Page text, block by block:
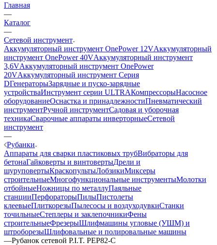
Главная
—
Каталог
—
Сетевой инструмент
Аккумуляторный инструмент OnePower 12VАккумуляторный
инструмент OnePower 40VАккумуляторный инструмент
3,6VАккумуляторный инструмент OnePower
20VАккумуляторный инструмент Серия
DГенераторыЗарядные и пуско-зарядные
устройстваИнструмент серии ULTRAКомпрессорыНасосное
оборудованиеОснастка и принадлежностиПневматический
инструментРучной инструментСадовая и уборочная
техникаСварочные аппараты инверторныеСетевой
инструмент
—
Рубанки
Аппараты для сварки пластиковых трубВибраторы для
бетонаГайковерты и винтовертыДрели и
шуруповертыКраскопультыЛобзикиМиксеры
строительныеМногофункциональные инструментыМолотки
отбойныеНожницы по металлуПаяльные
станцииПерфораторыПилыПистолеты
клеевыеПлиткорезыПылесосы и воздуходувкиСтанки
точильныеСтеплеры и заклепочникиФены
строительныеФрезерыШлифмашины угловые (УШМ) и
штроборезыШлифовальные и полировальные машины
—Рубанок сетевой P.I.T. PEP82-C